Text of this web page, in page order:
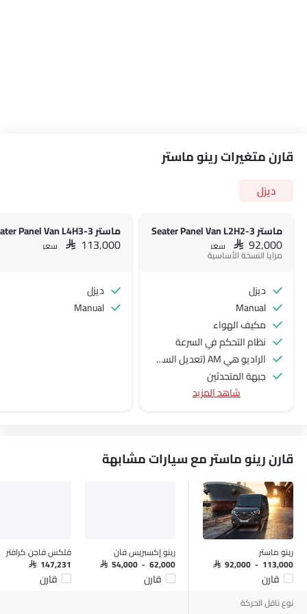
قارن متغيرات رينو ماستر
ديزل
ماستر 3-Seater Panel Van L2H2
SAR 92,000 سعر
مزايا النسخة الأساسية
ديزل
Manual
مكيف الهواء
نظام التحكم في السرعة
الراديو هي AM (تعديل السعة) أو FM (تضمين التردد)،
جبهة المتحدثين
اتصال بلوتوث
ضوء تحذير منخفض من الوقود
مقاعد قابلة للتعديل
دعم المقعد القطني
حامل زجاجة
نظام منع انغلاق المكابح
قفل مركزي
وسادة هوائية للسائق
وسادة هوائية للركاب
أحزمة المقاعد الأمامية القابلة للتعديل في الارتفاع
شاهد المزيد
ماستر 3-Seater Panel Van L4H3
SAR 113,000 سعر
ديزل
Manual
قارن رينو ماستر مع سيارات مشابهة
رينو ماستر
SAR 92,000 - 113,000
قارن
رينو إكسبريس فان
SAR 54,000 - 62,000
قارن
فلكس فاجن كرافتر
SAR 147,231
قارن
نوع ناقل الحركة